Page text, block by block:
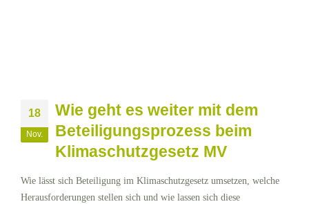
18
Nov.
Wie geht es weiter mit dem
Beteiligungsprozess beim
Klimaschutzgesetz MV
Wie lässt sich Beteiligung im Klimaschutzgesetz umsetzen, welche
Herausforderungen stellen sich und wie lassen sich diese